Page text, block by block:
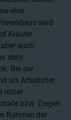
eher
sind
Kräuter
auch
dem
Bei der
als Arbeitstier
reiner
bzw. Ziegen
Rahmen der